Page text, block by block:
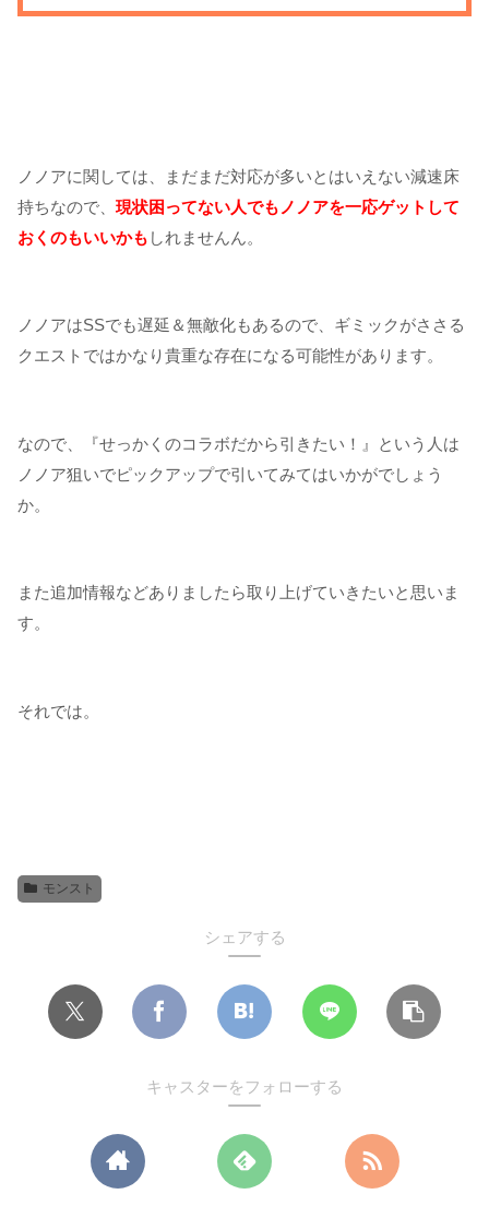
ノノアに関しては、まだまだ対応が多いとはいえない減速床
持ちなので、 現状困ってない人でもノノアを一応ゲットして
おくのもいいかも しれませんん。
ノノアはSSでも遅延＆無敵化もあるので、ギミックがささる
クエストではかなり貴重な存在になる可能性があります。
なので、『せっかくのコラボだから引きたい！』という人は
ノノア狙いでピックアップで引いてみてはいかがでしょう
か。
また追加情報などありましたら取り上げていきたいと思いま
す。
それでは。
モンスト
シェアする
キャスターをフォローする